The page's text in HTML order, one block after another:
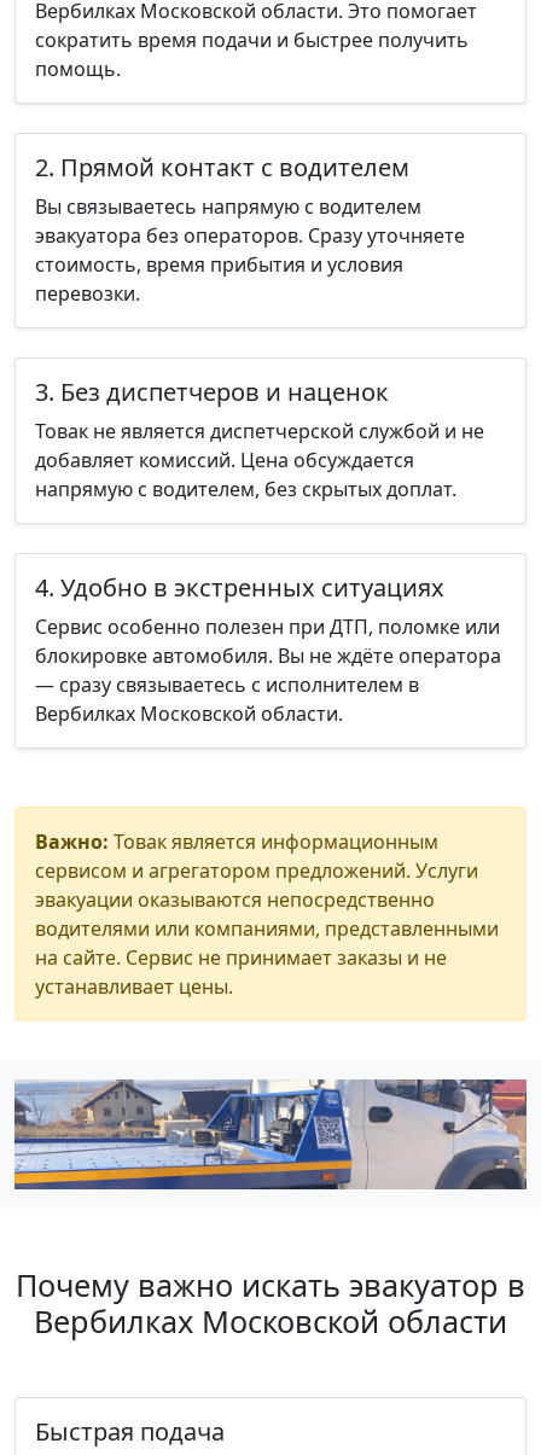
Вербилках Московской области. Это помогает
сократить время подачи и быстрее получить
помощь.
2. Прямой контакт с водителем
Вы связываетесь напрямую с водителем
эвакуатора без операторов. Сразу уточняете
стоимость, время прибытия и условия
перевозки.
3. Без диспетчеров и наценок
Товак не является диспетчерской службой и не
добавляет комиссий. Цена обсуждается
напрямую с водителем, без скрытых доплат.
4. Удобно в экстренных ситуациях
Сервис особенно полезен при ДТП, поломке или
блокировке автомобиля. Вы не ждёте оператора
— сразу связываетесь с исполнителем в
Вербилках Московской области.
Важно: Товак является информационным
сервисом и агрегатором предложений. Услуги
эвакуации оказываются непосредственно
водителями или компаниями, представленными
на сайте. Сервис не принимает заказы и не
устанавливает цены.
Почему важно искать эвакуатор в
Вербилках Московской области
Быстрая подача